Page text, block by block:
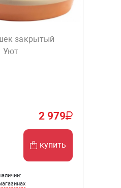
закрытый
Уют
2 979
купить